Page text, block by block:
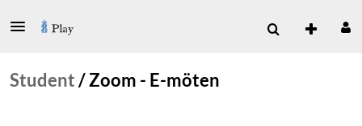
Student/Zoom - E-möten